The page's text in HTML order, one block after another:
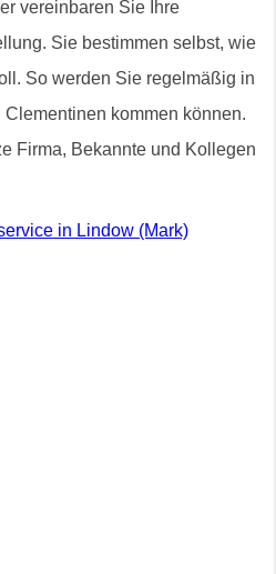
vereinbaren Sie Ihre
Sie bestimmen selbst, wie
So werden Sie regelmäßig in
kommen können.
Firma, Bekannte und Kollegen
in Lindow (Mark)